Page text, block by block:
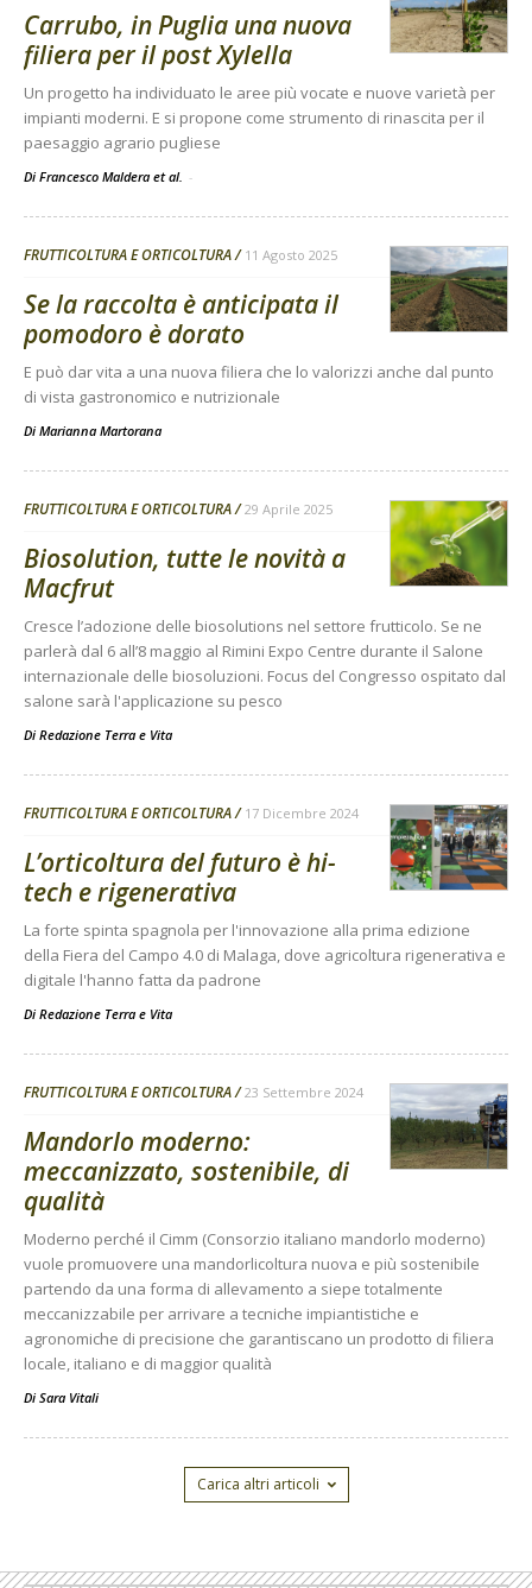
Carrubo, in Puglia una nuova
filiera per il post Xylella
Un progetto ha individuato le aree più vocate e nuove varietà per
impianti moderni. E si propone come strumento di rinascita per il
paesaggio agrario pugliese
Di Francesco Maldera et al. -
FRUTTICOLTURA E ORTICOLTURA 11 Agosto 2025
Se la raccolta è anticipata il
pomodoro è dorato
E può dar vita a una nuova filiera che lo valorizzi anche dal punto
di vista gastronomico e nutrizionale
Di Marianna Martorana
FRUTTICOLTURA E ORTICOLTURA 29 Aprile 2025
Biosolution, tutte le novità a
Macfrut
Cresce l’adozione delle biosolutions nel settore frutticolo. Se ne
parlerà dal 6 all’8 maggio al Rimini Expo Centre durante il Salone
internazionale delle biosoluzioni. Focus del Congresso ospitato dal
salone sarà l'applicazione su pesco
Di Redazione Terra e Vita
FRUTTICOLTURA E ORTICOLTURA 17 Dicembre 2024
L’orticoltura del futuro è hi-
tech e rigenerativa
La forte spinta spagnola per l'innovazione alla prima edizione
della Fiera del Campo 4.0 di Malaga, dove agricoltura rigenerativa e
digitale l'hanno fatta da padrone
Di Redazione Terra e Vita
FRUTTICOLTURA E ORTICOLTURA 23 Settembre 2024
Mandorlo moderno:
meccanizzato, sostenibile, di
qualità
Moderno perché il Cimm (Consorzio italiano mandorlo moderno)
vuole promuovere una mandorlicoltura nuova e più sostenibile
partendo da una forma di allevamento a siepe totalmente
meccanizzabile per arrivare a tecniche impiantistiche e
agronomiche di precisione che garantiscano un prodotto di filiera
locale, italiano e di maggior qualità
Di Sara Vitali
Carica altri articoli